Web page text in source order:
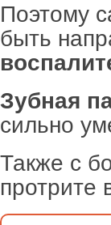
Поэтому
быть
Зубная
сильно
Также с
протрите